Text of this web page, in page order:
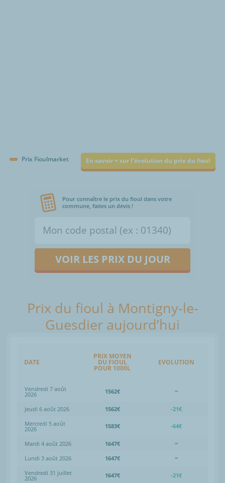
Prix Fioulmarket En savoir + sur l'évolution du prix du fioul
Pour connaître le prix du fioul dans votre
commune, faites un devis !
VOIR LES PRIX DU JOUR
Prix du fioul à Montigny-le-
Guesdier aujourd’hui
DATE
PRIX MOYEN
DU FIOUL
POUR 1000L
EVOLUTION
Vendredi 7 août
2026 1562€ =
Jeudi 6 août 2026 1562€
-21€
Mercredi 5 août
2026 1583€ -64€
Mardi 4 août 2026 1647€
=
Lundi 3 août 2026
1647€
=
Vendredi 31 juillet
2026 1647€ -21€